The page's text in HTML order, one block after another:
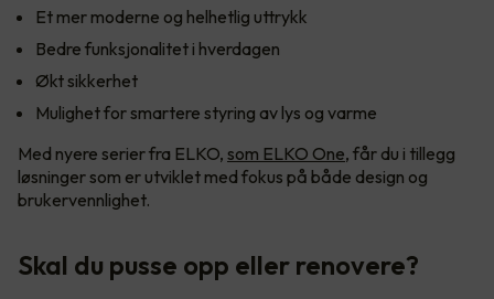
Et mer moderne og helhetlig uttrykk
Bedre funksjonalitet i hverdagen
Økt sikkerhet
Mulighet for smartere styring av lys og varme
Med nyere serier fra ELKO, som ELKO One, får du i tillegg
løsninger som er utviklet med fokus på både design og
brukervennlighet.
Skal du pusse opp eller renovere?